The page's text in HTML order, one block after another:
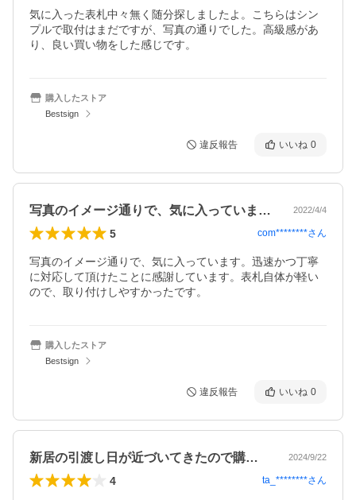
気に入った表札中々無く随分探しましたよ。こちらはシン
プルで取付はまだですが、写真の通りでした。高級感があ
購入したストア
Bestsign
違反報告 いいね 0
写真のイメージ通りで、気に入っています… 2022/4/4
5 com********さん
写真のイメージ通りで、気に入っています。迅速かつ丁寧
に対応して頂けたことに感謝しています。表札自体が軽い
ので、取り付けしやすかったです。
購入したストア
Bestsign
違反報告 いいね 0
新居の引渡し日が近づいてきたので購入し… 2024/9/22
4 ta_********さん